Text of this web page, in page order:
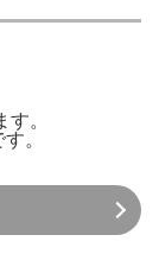
。
。